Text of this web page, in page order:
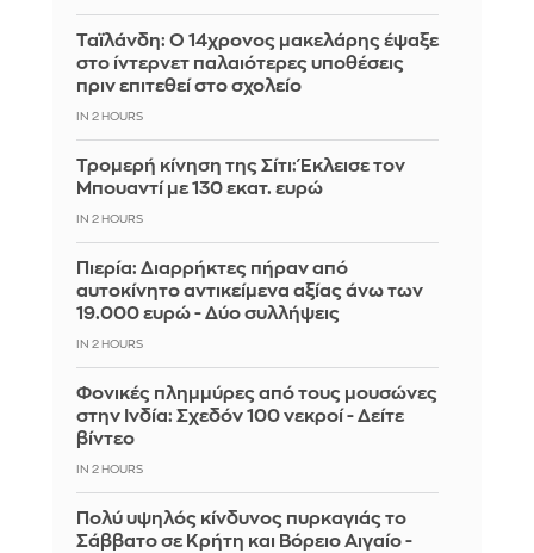
Ταϊλάνδη: Ο 14χρονος μακελάρης έψαξε
στο ίντερνετ παλαιότερες υποθέσεις
πριν επιτεθεί στο σχολείο
IN 2 HOURS
Τρομερή κίνηση της Σίτι: Έκλεισε τον
Μπουαντί με 130 εκατ. ευρώ
IN 2 HOURS
Πιερία: Διαρρήκτες πήραν από
αυτοκίνητο αντικείμενα αξίας άνω των
19.000 ευρώ - Δύο συλλήψεις
IN 2 HOURS
Φονικές πλημμύρες από τους μουσώνες
στην Ινδία: Σχεδόν 100 νεκροί - Δείτε
βίντεο
IN 2 HOURS
Πολύ υψηλός κίνδυνος πυρκαγιάς το
Σάββατο σε Κρήτη και Βόρειο Αιγαίο -